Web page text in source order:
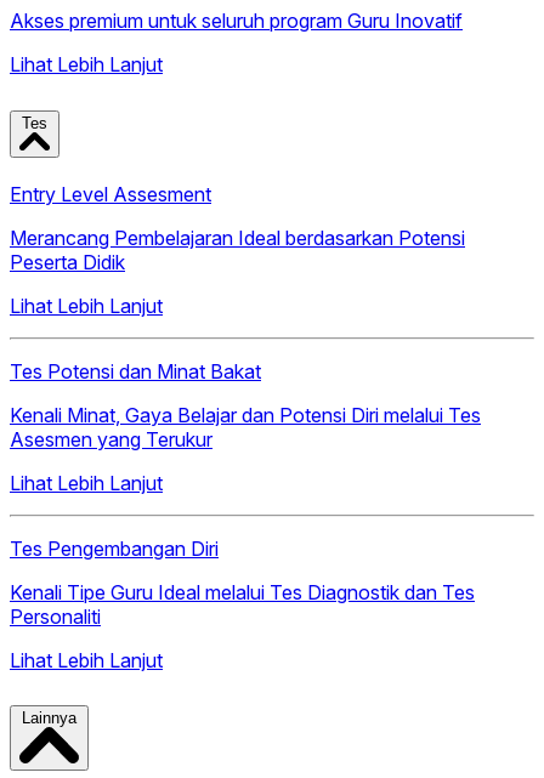
Akses premium untuk seluruh program Guru Inovatif
Lihat Lebih Lanjut
Tes
Entry Level Assesment
Merancang Pembelajaran Ideal berdasarkan Potensi
Peserta Didik
Lihat Lebih Lanjut
Tes Potensi dan Minat Bakat
Kenali Minat, Gaya Belajar dan Potensi Diri melalui Tes
Asesmen yang Terukur
Lihat Lebih Lanjut
Tes Pengembangan Diri
Kenali Tipe Guru Ideal melalui Tes Diagnostik dan Tes
Personaliti
Lihat Lebih Lanjut
Lainnya